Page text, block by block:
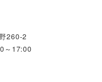
260-2
～17:00